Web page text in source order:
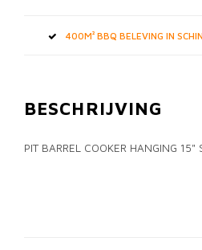
400M² BBQ BELEVING IN
BESCHRIJVING
PIT BARREL COOKER HANGING 15"